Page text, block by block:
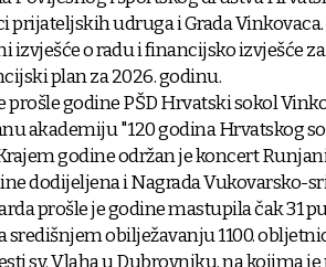
prijateljskih udruga i Grada
izvješće o radu i financijsko izvješće
plan za 2026. godinu.
prošle godine PŠD Hrvatski sokol
akademiju "120 godina Hrvatskog
godine održan je koncert
dodijeljena i Nagrada Vukovarsko-
prošle je godine mastupila čak 31
obilježavanju 1100.
sv. Vlaha u Dubrovniku, na kojima je